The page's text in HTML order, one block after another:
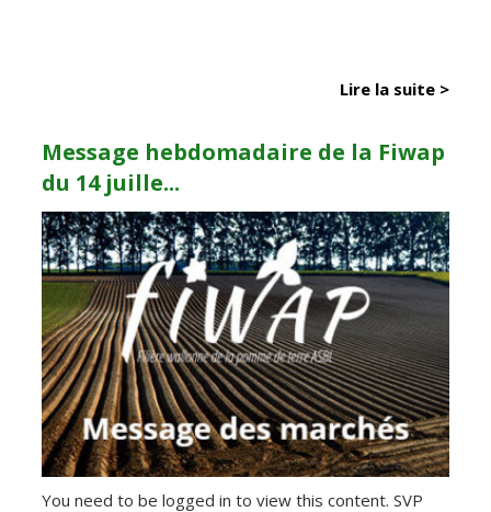
Lire la suite >
Message hebdomadaire de la Fiwap
du 14 juille...
You need to be logged in to view this content. SVP